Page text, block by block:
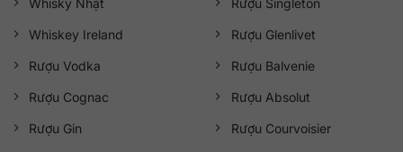
Whisky Nhật
Whiskey Ireland
Rượu Vodka
Rượu Cognac
Rượu Gin
Rượu Singleton
Rượu Glenlivet
Rượu Balvenie
Rượu Absolut
Rượu Courvoisier